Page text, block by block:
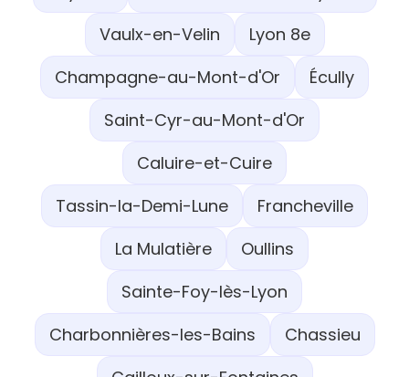
Vaulx-en-Velin
Lyon 8e
Champagne-au-Mont-d'Or
Écully
Saint-Cyr-au-Mont-d'Or
Caluire-et-Cuire
Tassin-la-Demi-Lune
Francheville
La Mulatière
Oullins
Sainte-Foy-lès-Lyon
Charbonnières-les-Bains
Chassieu